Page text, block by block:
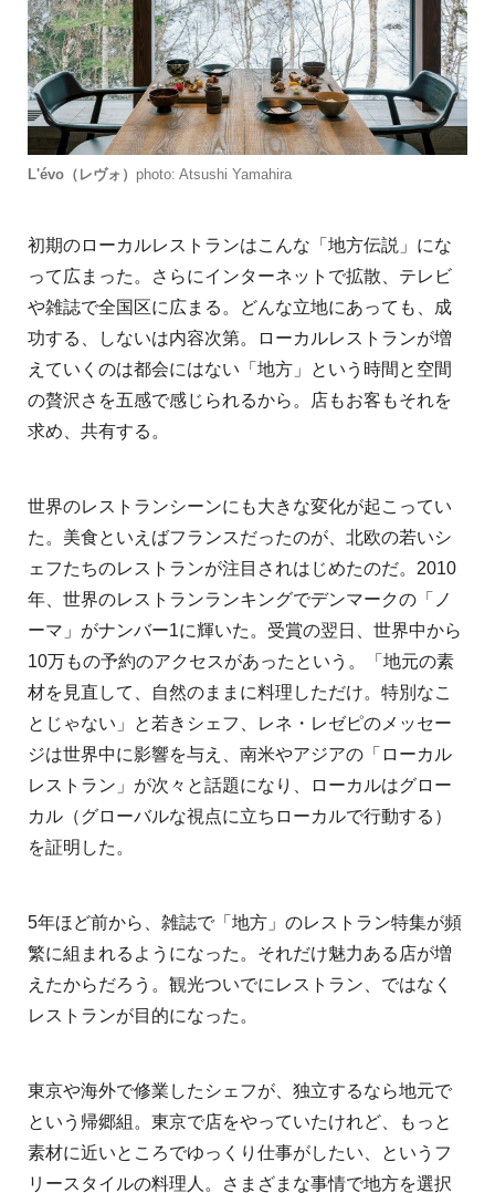
L'évo（レヴォ） photo: Atsushi Yamahira
初期のローカルレストランはこんな「地方伝説」にな
って広まった。さらにインターネットで拡散、テレビ
や雑誌で全国区に広まる。どんな立地にあっても、成
功する、しないは内容次第。ローカルレストランが増
えていくのは都会にはない「地方」という時間と空間
の贅沢さを五感で感じられるから。店もお客もそれを
求め、共有する。
世界のレストランシーンにも大きな変化が起こってい
た。美食といえばフランスだったのが、北欧の若いシ
ェフたちのレストランが注目されはじめたのだ。2010
年、世界のレストランランキングでデンマークの「ノ
ーマ」がナンバー1に輝いた。受賞の翌日、世界中から
10万もの予約のアクセスがあったという。「地元の素
材を見直して、自然のままに料理しただけ。特別なこ
とじゃない」と若きシェフ、レネ・レゼピのメッセー
ジは世界中に影響を与え、南米やアジアの「ローカル
レストラン」が次々と話題になり、ローカルはグロー
カル（グローバルな視点に立ちローカルで行動する）
を証明した。
5年ほど前から、雑誌で「地方」のレストラン特集が頻
繁に組まれるようになった。それだけ魅力ある店が増
えたからだろう。観光ついでにレストラン、ではなく
レストランが目的になった。
東京や海外で修業したシェフが、独立するなら地元で
という帰郷組。東京で店をやっていたけれど、もっと
素材に近いところでゆっくり仕事がしたい、というフ
リースタイルの料理人。さまざまな事情で地方を選択